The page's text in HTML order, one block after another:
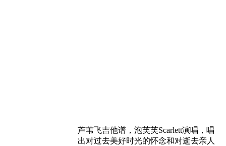
芦苇飞吉他谱，泡芙芙Scarlett演唱，唱
出对过去美好时光的怀念和对逝去亲人